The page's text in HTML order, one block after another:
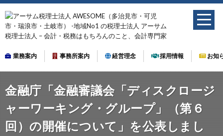
業務案内 事務所案内 経営理念 採用情報 お知
金融庁「金融審議会「ディスクロージ
ャーワーキング・グループ」（第６
回）の開催について」を公表しまし